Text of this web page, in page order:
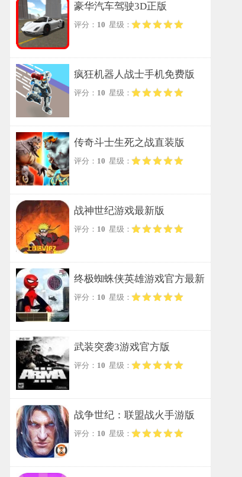
豪华汽车驾驶3D正版
评分： 10 星级：
疯狂机器人战士手机免费版
评分： 10 星级：
传奇斗士生死之战直装版
评分： 10 星级：
战神世纪游戏最新版
评分： 10 星级：
终极蜘蛛侠英雄游戏官方最新
版
评分： 10 星级：
武装突袭3游戏官方版
评分： 10 星级：
战争世纪：联盟战火手游版
评分： 10 星级：